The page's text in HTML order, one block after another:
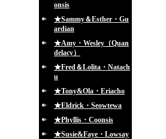
onsis
★Sammy＆Esther・Gu
ardian
★Amy・Wesley（Quan
delacy）
★Fred＆Lolita・Natach
u
★Tony&Ola・Eriacho
★Eldrick・Seowtewa
★Phyllis・Coonsis
★Susie&Faye・Lowsay